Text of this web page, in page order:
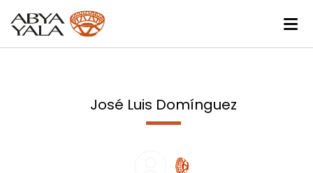
José Luis Domínguez